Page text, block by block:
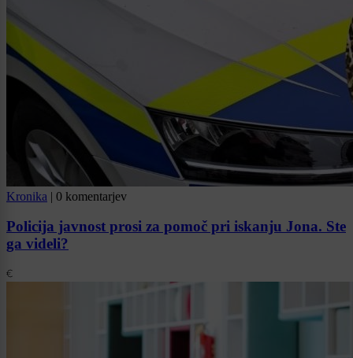
Kronika | 0 komentarjev
Policija javnost prosi za pomoč pri iskanju Jona. Ste
ga videli?